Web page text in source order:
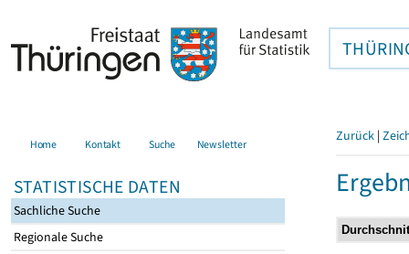
Home Kontakt Suche Newsletter
STATISTISCHE DATEN
Sachliche Suche
Regionale Suche
Zurück |